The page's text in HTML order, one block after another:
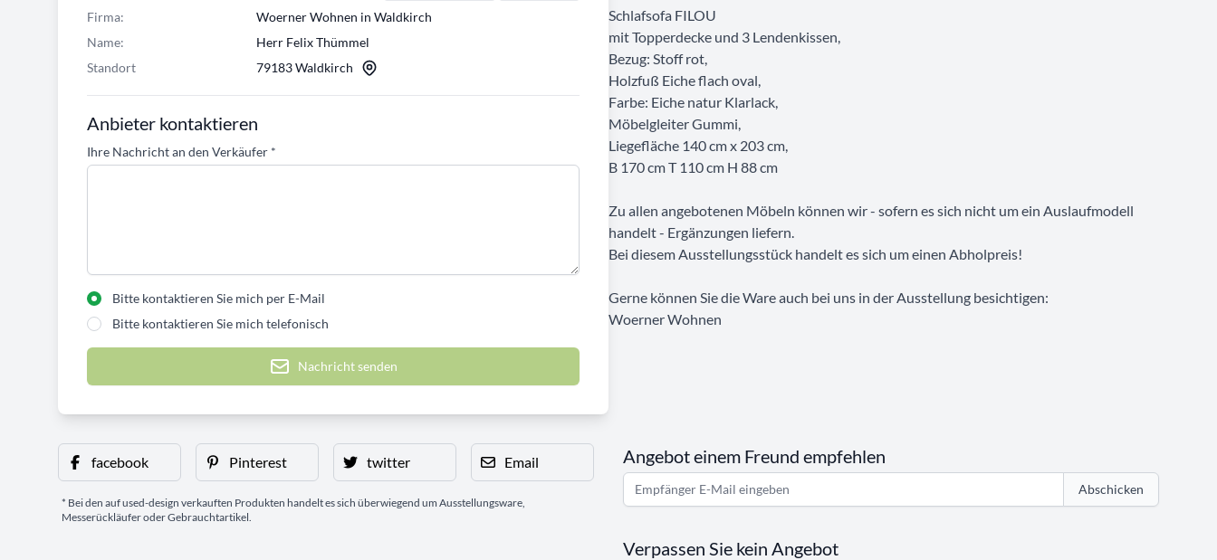
Firma:
Woerner Wohnen in Waldkirch
Name:
Herr Felix Thümmel
Standort
79183 Waldkirch
Anbieter kontaktieren
Ihre Nachricht an den Verkäufer *
Bitte kontaktieren Sie mich per E-Mail
Bitte kontaktieren Sie mich telefonisch
Nachricht senden
Schlafsofa FILOU
mit Topperdecke und 3 Lendenkissen,
Bezug: Stoff rot,
Holzfuß Eiche flach oval,
Farbe: Eiche natur Klarlack,
Möbelgleiter Gummi,
Liegefläche 140 cm x 203 cm,
B 170 cm T 110 cm H 88 cm
Zu allen angebotenen Möbeln können wir - sofern es sich nicht um ein Auslaufmodell
handelt - Ergänzungen liefern.
Bei diesem Ausstellungsstück handelt es sich um einen Abholpreis!
Gerne können Sie die Ware auch bei uns in der Ausstellung besichtigen:
Woerner Wohnen
facebook Pinterest twitter Email
* Bei den auf used-design verkauften Produkten handelt es sich überwiegend um Ausstellungsware,
Messerückläufer oder Gebrauchtartikel.
Angebot einem Freund empfehlen
Abschicken
Verpassen Sie kein Angebot